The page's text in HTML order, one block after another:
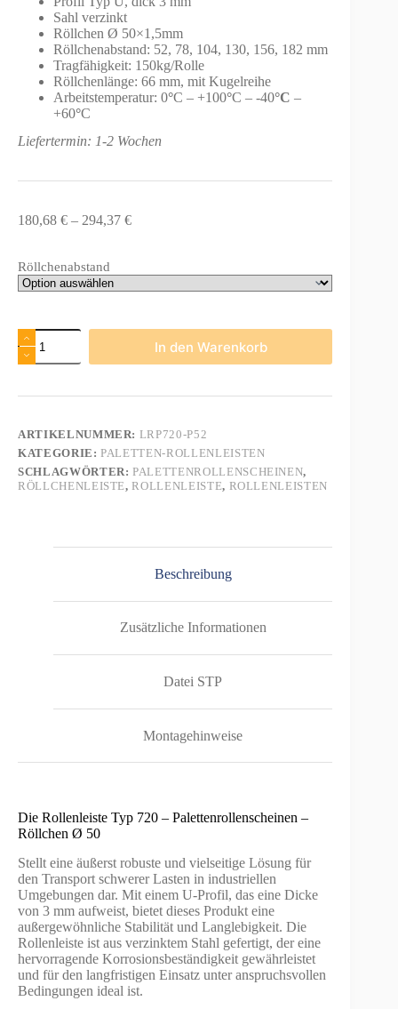
Sahl verzinkt
Röllchen Ø 50×1,5mm
Röllchenabstand: 52, 78, 104, 130, 156, 182 mm
Tragfähigkeit: 150kg/Rolle
Röllchenlänge: 66 mm, mit Kugelreihe
Arbeitstemperatur: 0°C – +100°C – -40°C –
+60°C
Liefertermin: 1-2 Wochen
180,68 € – 294,37 €Preisspanne:
Röllchenabstand
Rollenleiste
Typ
720
Palettenrollenscheinen
Menge
In den Warenkorb
ARTIKELNUMMER: LRP720-P52
KATEGORIE:PALETTEN-ROLLENLEISTEN
SCHLAGWÖRTER:PALETTENROLLENSCHEINEN,
RÖLLCHENLEISTE,ROLLENLEISTE, ROLLENLEISTEN
Beschreibung
Zusätzliche Informationen
Datei STP
Montagehinweise
Die Rollenleiste Typ 720 – Palettenrollenscheinen –
Röllchen Ø 50
Stellt eine äußerst robuste und vielseitige Lösung für
den Transport schwerer Lasten in industriellen
Umgebungen dar. Mit einem U-Profil, das eine Dicke
von 3 mm aufweist, bietet dieses Produkt eine
außergewöhnliche Stabilität und Langlebigkeit. Die
Rollenleiste ist aus verzinktem Stahl gefertigt, der eine
hervorragende Korrosionsbeständigkeit gewährleistet
und für den langfristigen Einsatz unter anspruchsvollen
Bedingungen ideal ist.